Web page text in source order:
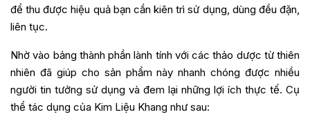
để thu được hiệu quả bạn cần kiên trì sử dụng, dùng đều đặn,
liên tục.
Nhờ vào bảng thành phần lành tính với các thảo dược từ thiên
nhiên đã giúp cho sản phẩm này nhanh chóng được nhiều
người tin tưởng sử dụng và đem lại những lợi ích thực tế. Cụ
thể tác dụng của Kim Liệu Khang như sau: